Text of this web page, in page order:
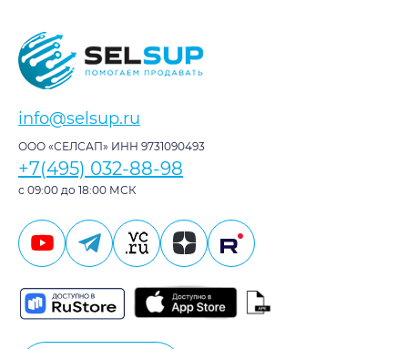
info@selsup.ru
ООО «СЕЛСАП» ИНН 9731090493
+7(495) 032-88-98
с 09:00 до 18:00 МСК